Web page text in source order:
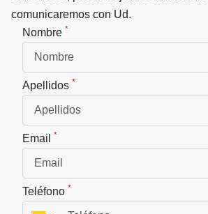
comunicaremos con Ud.
Nombre *
Apellidos *
Email *
Teléfono *